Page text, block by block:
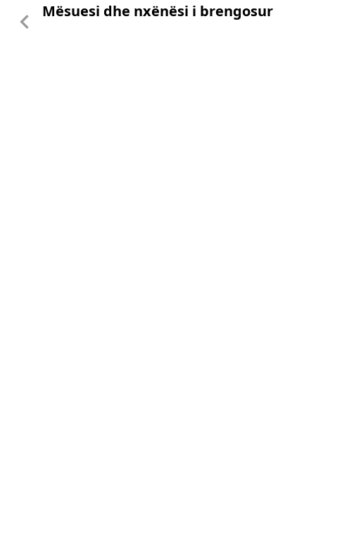
Mësuesi dhe nxënësi i brengosur